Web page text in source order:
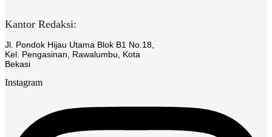
Kantor Redaksi:
Jl. Pondok Hijau Utama Blok B1 No.18,
Kel. Pengasinan, Rawalumbu, Kota
Bekasi
Instagram